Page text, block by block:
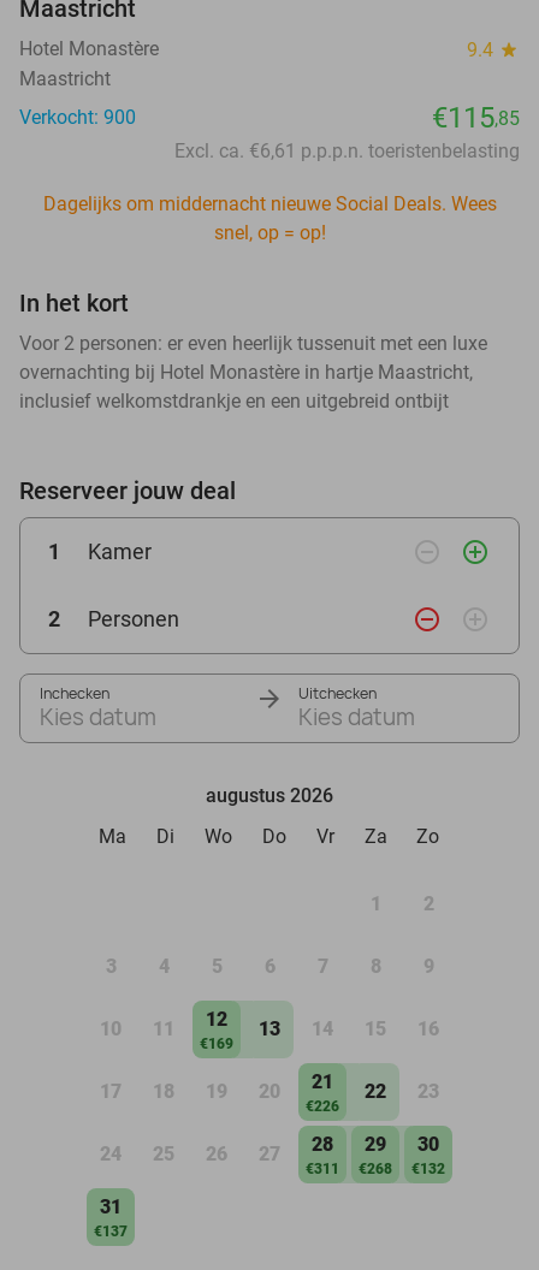
Maastricht
Hotel Monastère 9.4 star
Maastricht
Verkocht: 900
€115,85
Excl. ca. €6,61 p.p.p.n. toeristenbelasting
Dagelijks om middernacht nieuwe Social Deals. Wees
snel, op = op!
In het kort
Voor 2 personen: er even heerlijk tussenuit met een luxe
overnachting bij Hotel Monastère in hartje Maastricht,
inclusief welkomstdrankje en een uitgebreid ontbijt
Reserveer jouw deal
1 Kamer remove_circle_outline add_circle_outline
2 Personen remove_circle_outline add_circle_outline
Inchecken
Kies datum
Uitchecken
Kies datum
augustus 2026
Ma
Di Wo Do Vr Za Zo
1 2
3 4 5 6 7 8 9
10 11 12
€169
13 14 15 16
17 18 19 20 21
€226
22 23
24 25 26 27 28
€311
29
€268
30
€132
31
€137